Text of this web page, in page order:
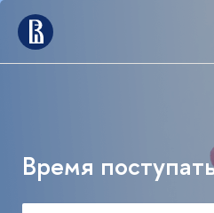
Время